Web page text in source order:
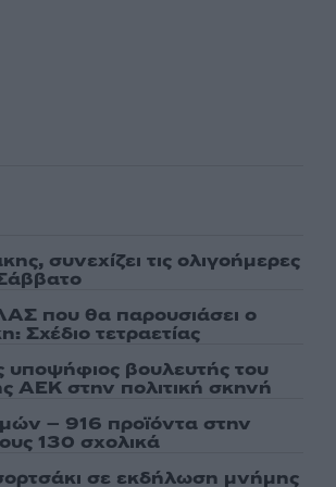
συνεχίζει τις ολιγοήμερες
που θα παρουσιάσει ο
Σχέδιο τετραετίας
βουλευτής του
ΑΕΚ στην πολιτική σκηνή
– 916 προϊόντα στην
130 σχολικά
σε εκδήλωση μνήμης